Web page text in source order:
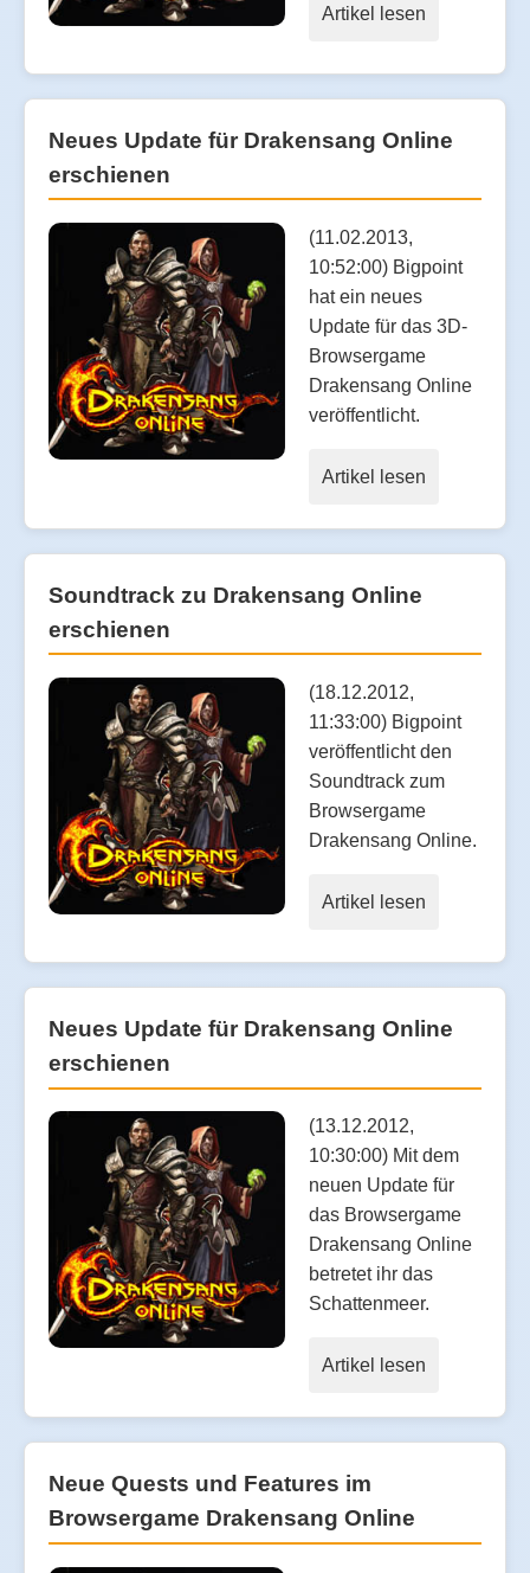
Artikel lesen
Neues Update für Drakensang Online
erschienen
(11.02.2013,
10:52:00) Bigpoint
hat ein neues
Update für das 3D-
Browsergame
Drakensang Online
veröffentlicht.
Artikel lesen
Soundtrack zu Drakensang Online
erschienen
(18.12.2012,
11:33:00) Bigpoint
veröffentlicht den
Soundtrack zum
Browsergame
Drakensang Online.
Artikel lesen
Neues Update für Drakensang Online
erschienen
(13.12.2012,
10:30:00) Mit dem
neuen Update für
das Browsergame
Drakensang Online
betretet ihr das
Schattenmeer.
Artikel lesen
Neue Quests und Features im
Browsergame Drakensang Online